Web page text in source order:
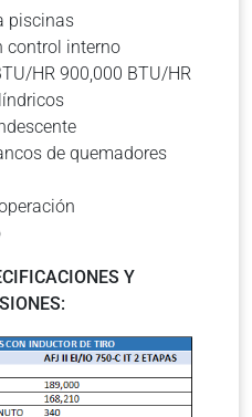
interno
HR 900,000 BTU/HR
de quemadores
Y